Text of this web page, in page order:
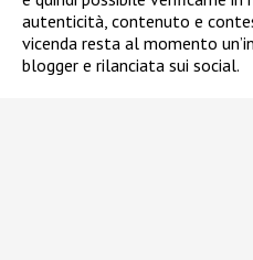
autenticità, contenuto e
vicenda resta al momento
blogger e rilanciata sui social.